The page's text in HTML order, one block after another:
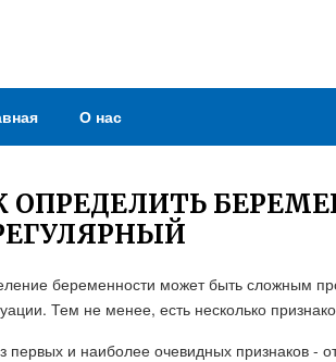
О нас
ОПРЕДЕЛИТЬ
беременности может быть сложным
Тем не менее, есть несколько
первых и наиболее очевидных признаков -